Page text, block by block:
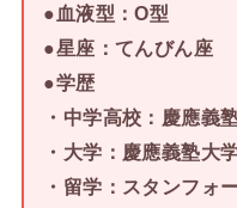
●血液型：O型
●星座：てんびん座
●学歴
・中学高校：慶應義
・大学：慶應義塾大
・留学：スタンフォ